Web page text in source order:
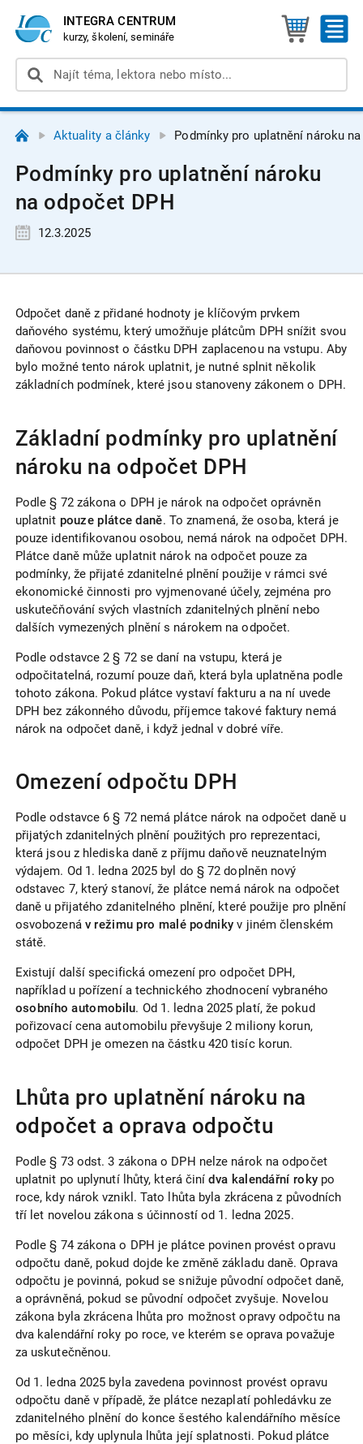
INTEGRA CENTRUM
kurzy, školení, semináře
Aktuality a články Podmínky pro uplatnění nároku
Podmínky pro uplatnění nároku
na odpočet DPH
12.3.2025
Odpočet daně z přidané hodnoty je klíčovým prvkem
daňového systému, který umožňuje plátcům DPH snížit svou
daňovou povinnost o částku DPH zaplacenou na vstupu. Aby
bylo možné tento nárok uplatnit, je nutné splnit několik
základních podmínek, které jsou stanoveny zákonem o DPH.
Základní podmínky pro uplatnění
nároku na odpočet DPH
Podle § 72 zákona o DPH je nárok na odpočet oprávněn
uplatnit pouze plátce daně. To znamená, že osoba, která je
pouze identifikovanou osobou, nemá nárok na odpočet DPH.
Plátce daně může uplatnit nárok na odpočet pouze za
podmínky, že přijaté zdanitelné plnění použije v rámci své
ekonomické činnosti pro vyjmenované účely, zejména pro
uskutečňování svých vlastních zdanitelných plnění nebo
dalších vymezených plnění s nárokem na odpočet.
Podle odstavce 2 § 72 se daní na vstupu, která je
odpočitatelná, rozumí pouze daň, která byla uplatněna podle
tohoto zákona. Pokud plátce vystaví fakturu a na ní uvede
DPH bez zákonného důvodu, příjemce takové faktury nemá
nárok na odpočet daně, i když jednal v dobré víře.
Omezení odpočtu DPH
Podle odstavce 6 § 72 nemá plátce nárok na odpočet daně u
přijatých zdanitelných plnění použitých pro reprezentaci,
která jsou z hlediska daně z příjmu daňově neuznatelným
výdajem. Od 1. ledna 2025 byl do § 72 doplněn nový
odstavec 7, který stanoví, že plátce nemá nárok na odpočet
daně u přijatého zdanitelného plnění, které použije pro plnění
osvobozená v režimu pro malé podniky v jiném členském
státě.
Existují další specifická omezení pro odpočet DPH,
například u pořízení a technického zhodnocení vybraného
osobního automobilu. Od 1. ledna 2025 platí, že pokud
pořizovací cena automobilu převyšuje 2 miliony korun,
odpočet DPH je omezen na částku 420 tisíc korun.
Lhůta pro uplatnění nároku na
odpočet a oprava odpočtu
Podle § 73 odst. 3 zákona o DPH nelze nárok na odpočet
uplatnit po uplynutí lhůty, která činídva kalendářní roky po
roce, kdy nárok vznikl. Tato lhůta byla zkrácena z původních
tří let novelou zákona s účinností od 1. ledna 2025.
Podle § 74 zákona o DPH je plátce povinen provést opravu
odpočtu daně, pokud dojde ke změně základu daně. Oprava
odpočtu je povinná, pokud se snižuje původní odpočet daně,
a oprávněná, pokud se původní odpočet zvyšuje. Novelou
zákona byla zkrácena lhůta pro možnost opravy odpočtu na
dva kalendářní roky po roce, ve kterém se oprava považuje
za uskutečněnou.
Od 1. ledna 2025 byla zavedena povinnost provést opravu
odpočtu daně v případě, že plátce nezaplatí pohledávku ze
zdanitelného plnění do konce šestého kalendářního měsíce
po měsíci, kdy uplynula lhůta její splatnosti. Pokud plátce